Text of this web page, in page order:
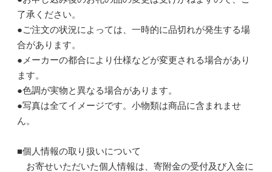
了承ください。
●ご注文の状況によっては、一時的に品切れが発生する場
合があります。
●メーカーの都合により仕様などが変更される場合があり
ます。
●色調が実物と異なる場合があります。
●写真は全てイメージです。小物類は商品に含まれませ
ん。
■個人情報の取り扱いについて
お寄せいただいた個人情報は、寄附金の受付及び入金に